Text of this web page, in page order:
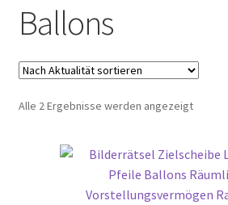
Cookie-Richtlinie (EU)
Datenschutzbelehrung
Echtheit von Bewertungen
Ballons
Alle 2 Ergebnisse werden angezeigtNach